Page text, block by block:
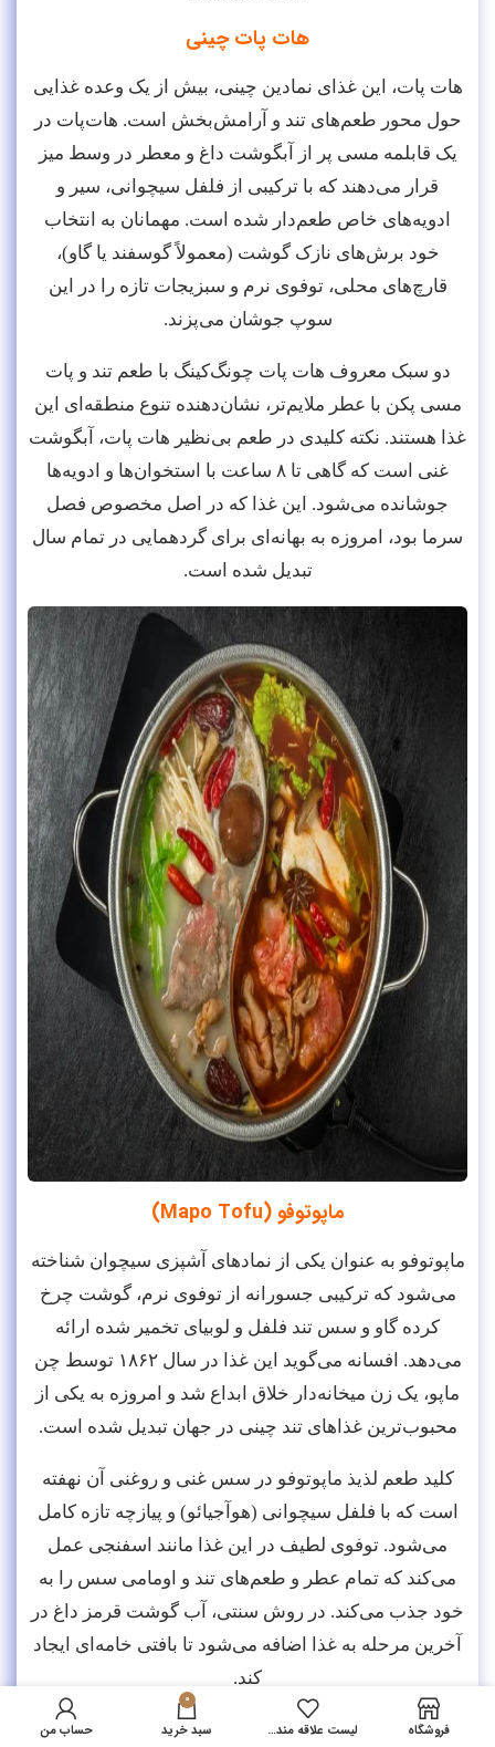
هات پات چینی
هات پات، این غذای نمادین چینی، بیش از یک وعده غذایی
حول محور طعم‌های تند و آرامش‌بخش است. هات‌پات در
یک قابلمه مسی پر از آبگوشت داغ و معطر در وسط میز
قرار می‌دهند که با ترکیبی از فلفل سیچوانی، سیر و
ادویه‌های خاص طعم‌دار شده است. مهمانان به انتخاب
خود برش‌های نازک گوشت (معمولاً گوسفند یا گاو)،
قارچ‌های محلی، توفوی نرم و سبزیجات تازه را در این
سوپ جوشان می‌پزند.
دو سبک معروف هات پات چونگ‌کینگ با طعم تند و پات
مسی پکن با عطر ملایم‌تر، نشان‌دهنده تنوع منطقه‌ای این
غذا هستند. نکته کلیدی در طعم بی‌نظیر هات پات، آبگوشت
غنی است که گاهی تا ۸ ساعت با استخوان‌ها و ادویه‌ها
جوشانده می‌شود. این غذا که در اصل مخصوص فصل
سرما بود، امروزه به بهانه‌ای برای گردهمایی در تمام سال
تبدیل شده است.
ماپوتوفو (Mapo Tofu)
ماپوتوفو به عنوان یکی از نمادهای آشپزی سیچوان شناخته
می‌شود که ترکیبی جسورانه از توفوی نرم، گوشت چرخ
کرده گاو و سس تند فلفل و لوبیای تخمیر شده ارائه
می‌دهد. افسانه می‌گوید این غذا در سال ۱۸۶۲ توسط چن
ماپو، یک زن میخانه‌دار خلاق ابداع شد و امروزه به یکی از
محبوب‌ترین غذاهای تند چینی در جهان تبدیل شده است.
کلید طعم لذیذ ماپوتوفو در سس غنی و روغنی آن نهفته
است که با فلفل سیچوانی (هوآجیائو) و پیازچه تازه کامل
می‌شود. توفوی لطیف در این غذا مانند اسفنجی عمل
می‌کند که تمام عطر و طعم‌های تند و اومامی سس را به
خود جذب می‌کند. در روش سنتی، آب گوشت قرمز داغ در
آخرین مرحله به غذا اضافه می‌شود تا بافتی خامه‌ای ایجاد
کند.
فروشگاه لیست علاقه مندی ها
0
سبد خرید حساب من